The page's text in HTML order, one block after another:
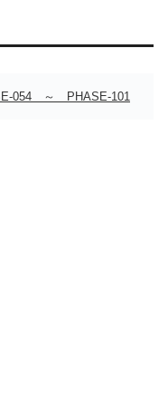
054 ～ PHASE-101